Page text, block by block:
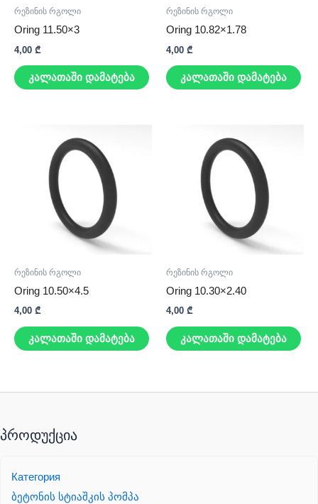
რეზინის რგოლი
Oring 11.50×3
4,00 ₾
კალათაში დამატება
რეზინის რგოლი
Oring 10.82×1.78
4,00 ₾
კალათაში დამატება
რეზინის რგოლი
Oring 10.50×4.5
4,00 ₾
კალათაში დამატება
რეზინის რგოლი
Oring 10.30×2.40
4,00 ₾
კალათაში დამატება
პროდუქცია
Категория
ბეტონის სტიაშკის პომპა